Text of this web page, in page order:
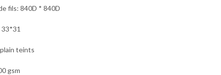
fils: 840D * 840D
teints
gsm